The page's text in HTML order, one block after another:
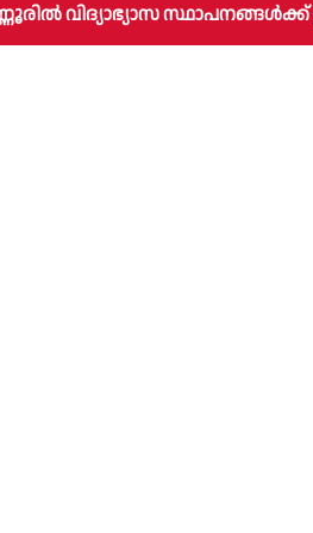
അഞ്ച് ജില്ലകളിൽ വിദ്യാഭ്യാസ